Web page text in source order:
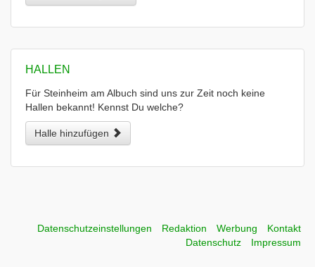
HALLEN
Für Steinheim am Albuch sind uns zur Zeit noch keine
Hallen bekannt! Kennst Du welche?
Halle hinzufügen
Datenschutzeinstellungen Redaktion Werbung
Kontakt
Datenschutz
Impressum